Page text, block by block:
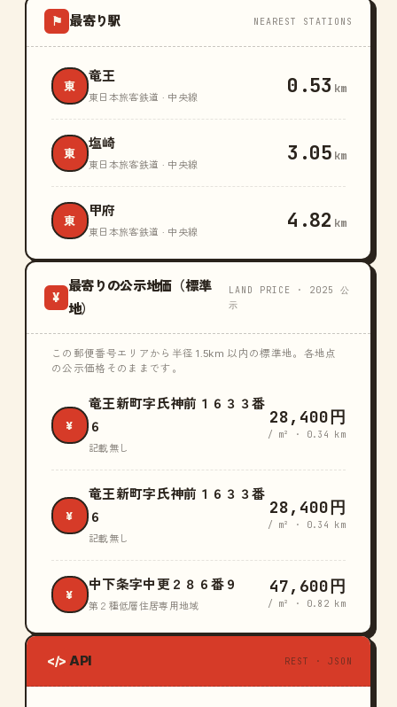
⚑ 最寄り駅 NEAREST STATIONS
東
竜王
東日本旅客鉄道 · 中央線 0.53 km
東
塩崎
東日本旅客鉄道 · 中央線 3.05 km
東
甲府
東日本旅客鉄道 · 中央線 4.82 km
¥
最寄りの公示地価（標準
地）
LAND PRICE · 2025 公
示
この郵便番号エリアから半径 1.5km 以内の標準地。各地点
の公示価格そのままです。
¥
竜王新町字氏神前１６３３番
６
記載無し
28,400円
/ m² · 0.34 km
¥
竜王新町字氏神前１６３３番
６
記載無し
28,400円
/ m² · 0.34 km
¥
中下条字中更２８６番９
第２種低層住居専用地域
47,600円
/ m² · 0.82 km
</> API REST · JSON